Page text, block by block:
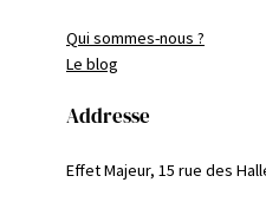
Qui sommes-nous ?
Le blog
Addresse
Effet Majeur, 15 rue des